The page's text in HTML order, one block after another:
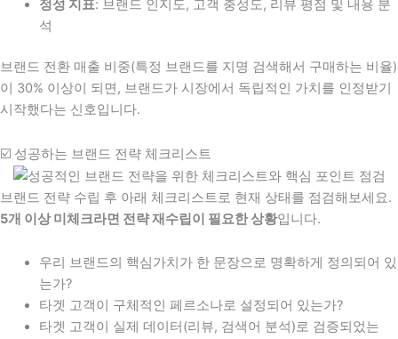
정성 지표: 브랜드 인지도, 고객 충성도, 리뷰 평점 및 내용 분
석
브랜드 전환 매출 비중(특정 브랜드를 지명 검색해서 구매하는 비율)
이 30% 이상이 되면, 브랜드가 시장에서 독립적인 가치를 인정받기
시작했다는 신호입니다.
☑️ 성공하는 브랜드 전략 체크리스트
브랜드 전략 수립 후 아래 체크리스트로 현재 상태를 점검해보세요.
5개 이상 미체크라면 전략 재수립이 필요한 상황입니다.
우리 브랜드의 핵심가치가 한 문장으로 명확하게 정의되어 있
는가?
타겟 고객이 구체적인 페르소나로 설정되어 있는가?
타겟 고객이 실제 데이터(리뷰, 검색어 분석)로 검증되었는